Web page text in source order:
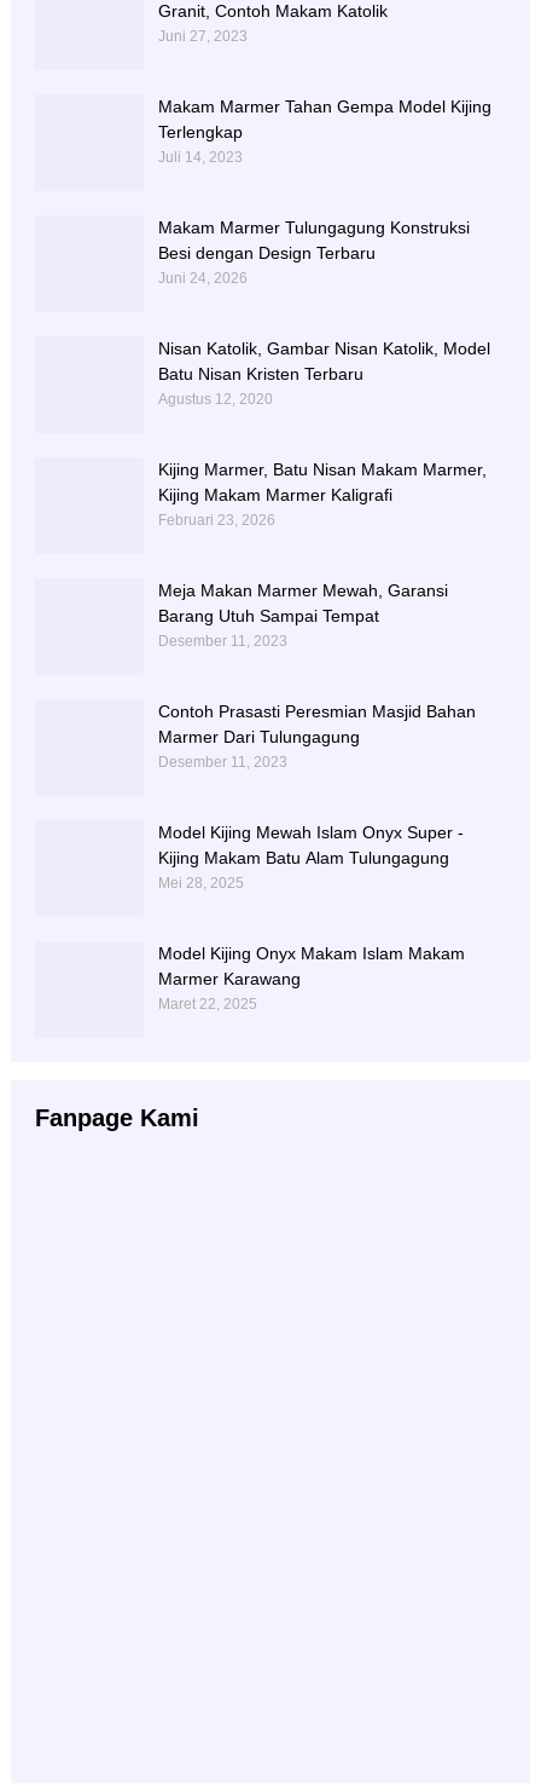
Granit, Contoh Makam Katolik
Juni 27, 2023
Makam Marmer Tahan Gempa Model Kijing
Terlengkap
Juli 14, 2023
Makam Marmer Tulungagung Konstruksi
Besi dengan Design Terbaru
Juni 24, 2026
Nisan Katolik, Gambar Nisan Katolik, Model
Batu Nisan Kristen Terbaru
Agustus 12, 2020
Kijing Marmer, Batu Nisan Makam Marmer,
Kijing Makam Marmer Kaligrafi
Februari 23, 2026
Meja Makan Marmer Mewah, Garansi
Barang Utuh Sampai Tempat
Desember 11, 2023
Contoh Prasasti Peresmian Masjid Bahan
Marmer Dari Tulungagung
Desember 11, 2023
Model Kijing Mewah Islam Onyx Super -
Kijing Makam Batu Alam Tulungagung
Mei 28, 2025
Model Kijing Onyx Makam Islam Makam
Marmer Karawang
Maret 22, 2025
Fanpage Kami